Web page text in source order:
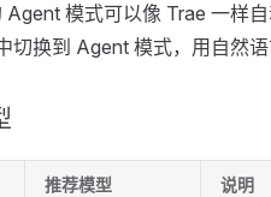
Agent 模式可以像 Trae 一样
切换到 Agent 模式，用自然语
推荐模型 说明